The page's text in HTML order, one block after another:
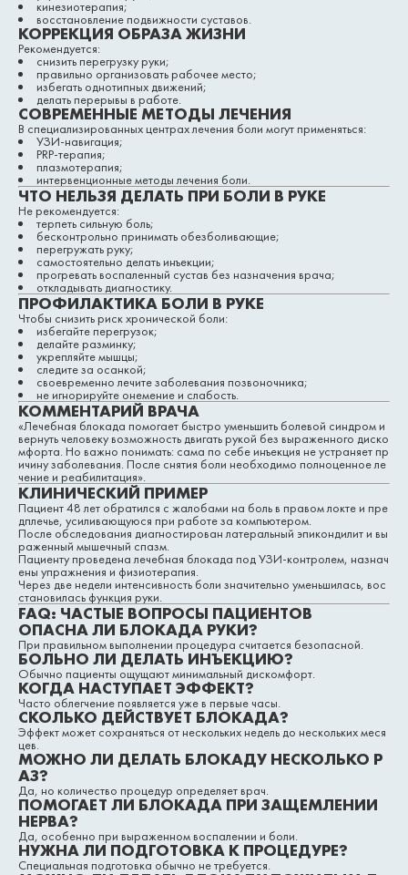
кинезиотерапия;
восстановление подвижности суставов.
КОРРЕКЦИЯ ОБРАЗА ЖИЗНИ
Рекомендуется:
снизить перегрузку руки;
правильно организовать рабочее место;
избегать однотипных движений;
делать перерывы в работе.
СОВРЕМЕННЫЕ МЕТОДЫ ЛЕЧЕНИЯ
В специализированных центрах лечения боли могут применяться:
УЗИ-навигация;
PRP-терапия;
плазмотерапия;
интервенционные методы лечения боли.
ЧТО НЕЛЬЗЯ ДЕЛАТЬ ПРИ БОЛИ В РУКЕ
Не рекомендуется:
терпеть сильную боль;
бесконтрольно принимать обезболивающие;
перегружать руку;
самостоятельно делать инъекции;
прогревать воспаленный сустав без назначения врача;
откладывать диагностику.
ПРОФИЛАКТИКА БОЛИ В РУКЕ
Чтобы снизить риск хронической боли:
избегайте перегрузок;
делайте разминку;
укрепляйте мышцы;
следите за осанкой;
своевременно лечите заболевания позвоночника;
не игнорируйте онемение и слабость.
КОММЕНТАРИЙ ВРАЧА
«Лечебная блокада помогает быстро уменьшить болевой синдром и
вернуть человеку возможность двигать рукой без выраженного диско
мфорта. Но важно понимать: сама по себе инъекция не устраняет пр
ичину заболевания. После снятия боли необходимо полноценное ле
чение и реабилитация».
КЛИНИЧЕСКИЙ ПРИМЕР
Пациент 48 лет обратился с жалобами на боль в правом локте и пре
дплечье, усиливающуюся при работе за компьютером.
После обследования диагностирован латеральный эпикондилит и вы
раженный мышечный спазм.
Пациенту проведена лечебная блокада под УЗИ-контролем, назнач
ены упражнения и физиотерапия.
Через две недели интенсивность боли значительно уменьшилась, вос
становилась функция руки.
FAQ: ЧАСТЫЕ ВОПРОСЫ ПАЦИЕНТОВ
ОПАСНА ЛИ БЛОКАДА РУКИ?
При правильном выполнении процедура считается безопасной.
БОЛЬНО ЛИ ДЕЛАТЬ ИНЪЕКЦИЮ?
Обычно пациенты ощущают минимальный дискомфорт.
КОГДА НАСТУПАЕТ ЭФФЕКТ?
Часто облегчение появляется уже в первые часы.
СКОЛЬКО ДЕЙСТВУЕТ БЛОКАДА?
Эффект может сохраняться от нескольких недель до нескольких меся
цев.
МОЖНО ЛИ ДЕЛАТЬ БЛОКАДУ НЕСКОЛЬКО Р
АЗ?
Да, но количество процедур определяет врач.
ПОМОГАЕТ ЛИ БЛОКАДА ПРИ ЗАЩЕМЛЕНИИ
НЕРВА?
Да, особенно при выраженном воспалении и боли.
НУЖНА ЛИ ПОДГОТОВКА К ПРОЦЕДУРЕ?
Специальная подготовка обычно не требуется.